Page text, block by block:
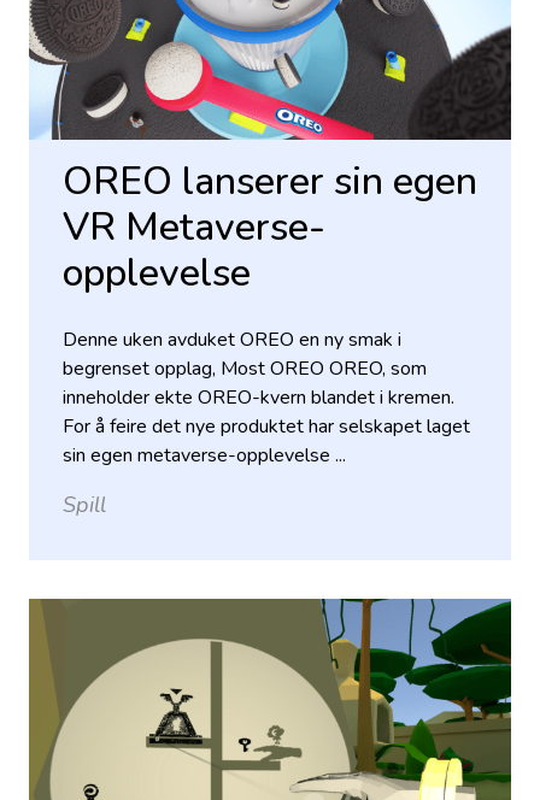
OREO lanserer sin egen
VR Metaverse-
opplevelse
Denne uken avduket OREO en ny smak i
begrenset opplag, Most OREO OREO, som
inneholder ekte OREO-kvern blandet i kremen.
For å feire det nye produktet har selskapet laget
sin egen metaverse-opplevelse ...
Spill